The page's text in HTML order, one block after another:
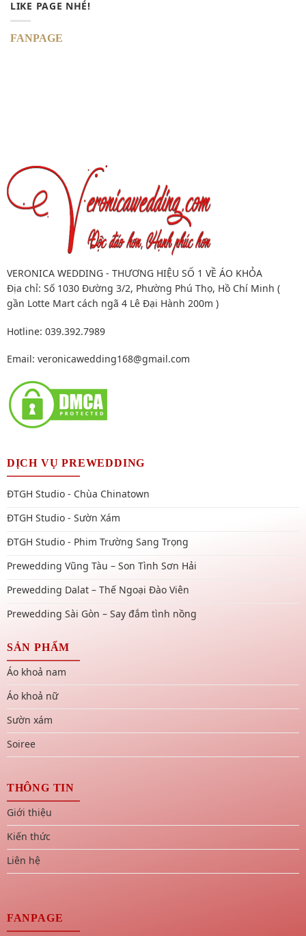
LIKE PAGE NHÉ!
FANPAGE
VERONICA WEDDING - THƯƠNG HIỆU SỐ 1 VỀ ÁO KHỎA
Địa chỉ: Số 1030 Đường 3/2, Phường Phú Thọ, Hồ Chí Minh (
gần Lotte Mart cách ngã 4 Lê Đại Hành 200m )
Hotline: 039.392.7989
Email: veronicawedding168@gmail.com
DỊCH VỤ PREWEDDING
ĐTGH Studio - Chùa Chinatown
ĐTGH Studio - Sườn Xám
ĐTGH Studio - Phim Trường Sang Trọng
Prewedding Vũng Tàu – Son Tình Sơn Hải
Prewedding Dalat – Thế Ngoại Đào Viên
Prewedding Sài Gòn – Say đắm tình nồng
SẢN PHẨM
Áo khoả nam
Áo khoả nữ
Sườn xám
Soiree
THÔNG TIN
Giới thiệu
Kiến thức
Liên hệ
FANPAGE